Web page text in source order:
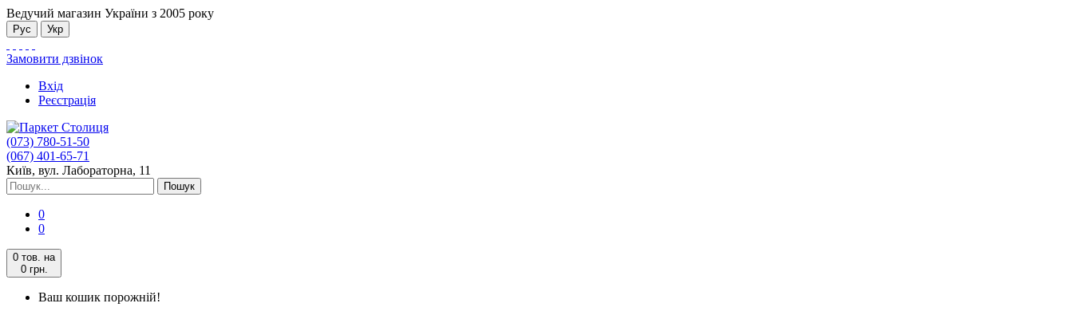
Ведучий магазин України з 2005 року
Рус Укр
Замовити дзвінок
Вхід
Реєстрація
(073) 780-51-50
(067) 401-65-71
Київ, вул. Лабораторна, 11
Пошук
0
0
0 тов. на
0 грн.
Ваш кошик порожній!